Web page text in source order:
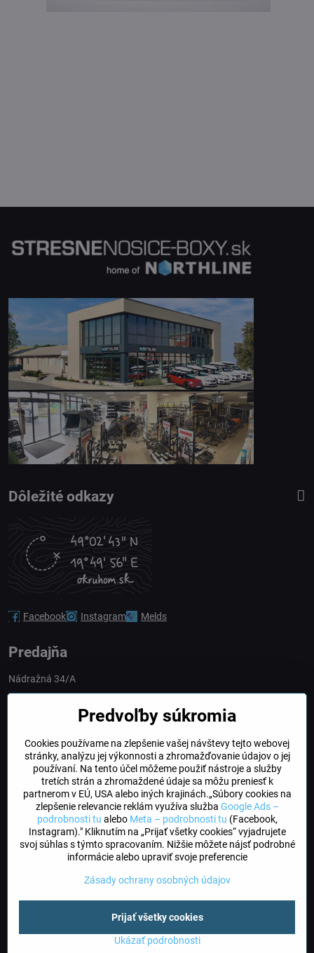
Dôležité odkazy
Facebook Instagram Melds
Predajňa
Nádražná 34/A
obchod​@northline​.sk
Otváracie hodiny
PO, UT, STR, ŠT: 9.00 - 17.00
PIA: 8.00 - 16.00
DogFriendly
Psíky sú u nás vítané
©2026Copyright
Predvoľby súkromiaZásady ochrany osobných údajov
Stav objednávky
Vytvorené pomocou:BiznisWeb.sk
Predvoľby súkromia
Cookies používame na zlepšenie vašej návštevy tejto webovej
stránky, analýzu jej výkonnosti a zhromažďovanie údajov o jej
používaní. Na tento účel môžeme použiť nástroje a služby
tretích strán a zhromaždené údaje sa môžu preniesť k
partnerom v EÚ, USA alebo iných krajinách.„Súbory cookies na
zlepšenie relevancie reklám využíva služba Google Ads –
podrobnosti tu alebo Meta – podrobnosti tu (Facebook,
Instagram)." Kliknutím na „Prijať všetky cookies“ vyjadrujete
svoj súhlas s týmto spracovaním. Nižšie môžete nájsť podrobné
informácie alebo upraviť svoje preferencie
Zásady ochrany osobných údajov
Ukázať podrobnosti
Prijať všetky cookies